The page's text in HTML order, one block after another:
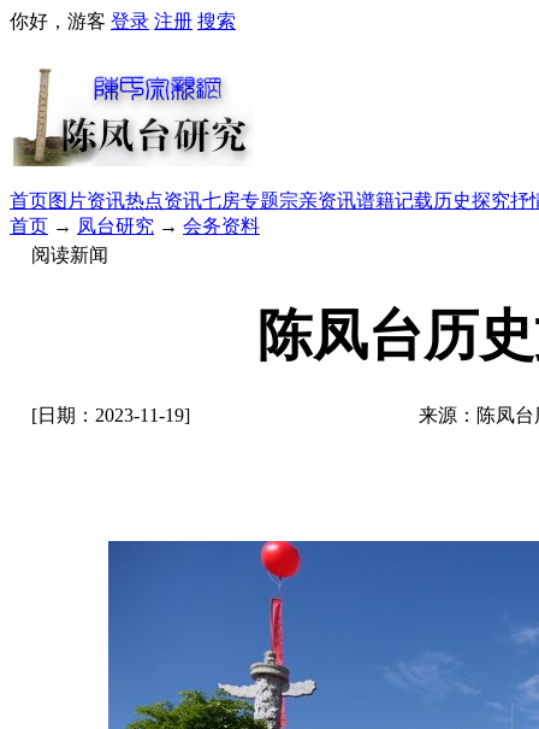
你好，游客 登录 注册 搜索
首页图片资讯热点资讯七房专题宗亲资讯谱籍记载历史探究抒
首页 → 凤台研究 → 会务资料
阅读新闻
陈凤台历
[日期：2023-11-19] 来源：陈凤